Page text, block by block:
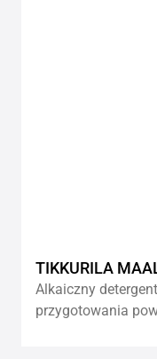
TIKKURILA
Alkaiczny
przygotowania